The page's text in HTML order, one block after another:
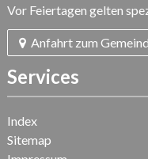
Vor Feiertagen gelten
Anfahrt zum
Services
Index
Sitemap